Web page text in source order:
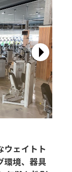
ウェイトト
環境、器具